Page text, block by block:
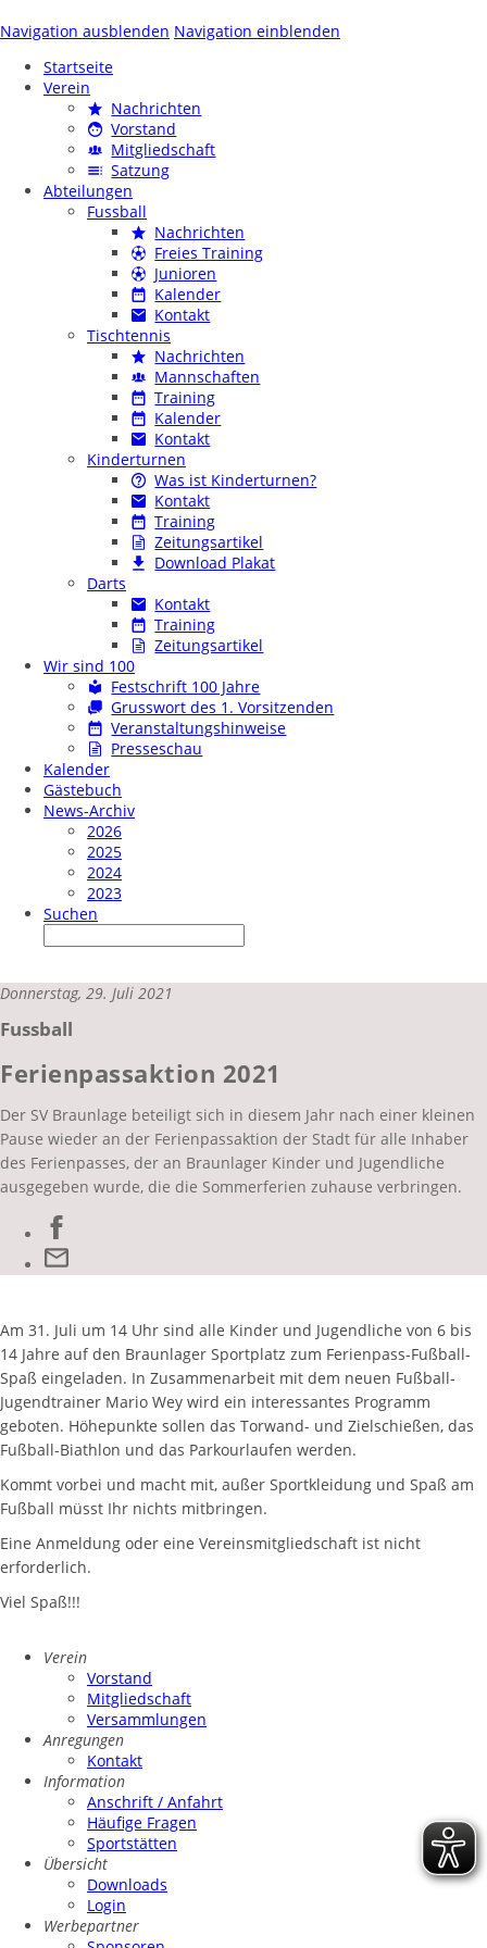
Navigation ausblenden Navigation einblenden
Startseite
Verein
Nachrichten
Vorstand
Mitgliedschaft
Satzung
Abteilungen
Fussball
Nachrichten
Freies Training
Junioren
Kalender
Kontakt
Tischtennis
Nachrichten
Mannschaften
Training
Kalender
Kontakt
Kinderturnen
Was ist Kinderturnen?
Kontakt
Training
Zeitungsartikel
Download Plakat
Darts
Kontakt
Training
Zeitungsartikel
Wir sind 100
Festschrift 100 Jahre
Grusswort des 1. Vorsitzenden
Veranstaltungshinweise
Presseschau
Kalender
Gästebuch
News-Archiv
2026
2025
2024
2023
Suchen
Donnerstag, 29. Juli 2021
Fussball
Ferienpassaktion 2021
Der SV Braunlage beteiligt sich in diesem Jahr nach einer kleinen
Pause wieder an der Ferienpassaktion der Stadt für alle Inhaber
des Ferienpasses, der an Braunlager Kinder und Jugendliche
ausgegeben wurde, die die Sommerferien zuhause verbringen.
Am 31. Juli um 14 Uhr sind alle Kinder und Jugendliche von 6 bis
14 Jahre auf den Braunlager Sportplatz zum Ferienpass-Fußball-
Spaß eingeladen. In Zusammenarbeit mit dem neuen Fußball-
Jugendtrainer Mario Wey wird ein interessantes Programm
geboten. Höhepunkte sollen das Torwand- und Zielschießen, das
Fußball-Biathlon und das Parkourlaufen werden.
Kommt vorbei und macht mit, außer Sportkleidung und Spaß am
Fußball müsst Ihr nichts mitbringen.
Eine Anmeldung oder eine Vereinsmitgliedschaft ist nicht
erforderlich.
Viel Spaß!!!
Verein
Vorstand
Mitgliedschaft
Versammlungen
Anregungen
Kontakt
Information
Anschrift / Anfahrt
Häufige Fragen
Sportstätten
Übersicht
Downloads
Login
Werbepartner